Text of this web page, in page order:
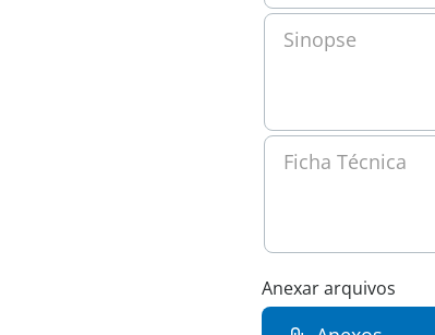
Sinopse
Ficha Técnica